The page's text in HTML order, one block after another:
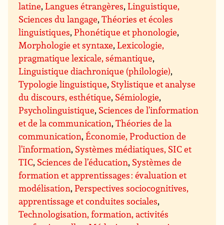
latine,Langues étrangères,Linguistique,
Sciences du langage,Théories et écoles
linguistiques,Phonétique et phonologie,
Morphologie et syntaxe,Lexicologie,
pragmatique lexicale, sémantique,
Linguistique diachronique (philologie),
Typologie linguistique, Stylistique et analyse
du discours, esthétique, Sémiologie,
Psycholinguistique, Sciences de l’information
et de la communication,Théories de la
communication,Économie, Production de
l’information, Systèmes médiatiques, SIC et
TIC, Sciences de l’éducation, Systèmes de
formation et apprentissages : évaluation et
modélisation,Perspectives sociocognitives,
apprentissage et conduites sociales,
Technologisation, formation, activités